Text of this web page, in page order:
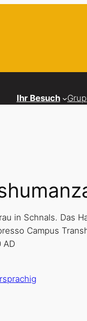
Ihr Besuch